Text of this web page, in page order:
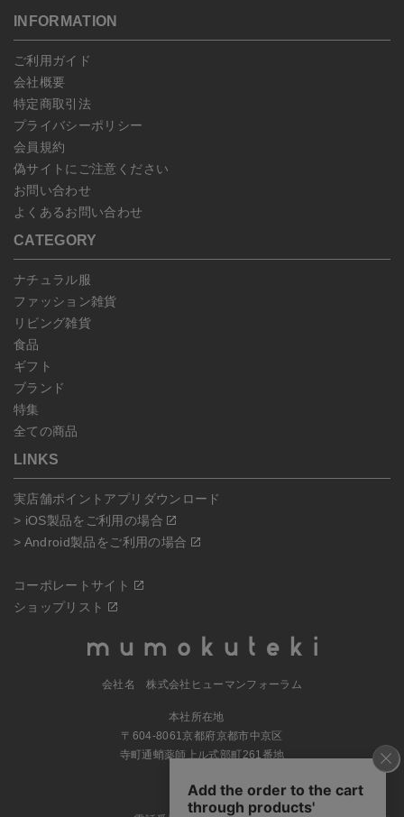
予約商品など一部キャンセルが出来ない場合がございます。あらか
じめご了承ください。
こちらよりご依頼ください。
INFORMATION
ご利用ガイド
会社概要
特定商取引法
プライバシーポリシー
会員規約
偽サイトにご注意ください
お問い合わせ
よくあるお問い合わせ
CATEGORY
ナチュラル服
ファッション雑貨
リビング雑貨
食品
ギフト
ブランド
特集
全ての商品
LINKS
実店舗ポイントアプリダウンロード
> iOS製品をご利用の場合
> Android製品をご利用の場合
コーポレートサイト
ショップリスト
会社名 株式会社ヒューマンフォーラム
本社所在地
〒604-8061京都府京都市中京区
寺町通蛸薬師上ル式部町261番地
MAP